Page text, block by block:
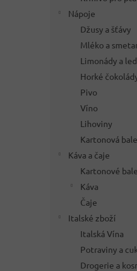
Nápoje
Džusy a šťávy
Mléko a
Limonády a
Horké
Pivo
Víno
Lihoviny
Kartonová
Káva a čaje
Kartonové
Káva
Čaje
Italské zboží
Italská Vína
Potraviny a
Drogerie a